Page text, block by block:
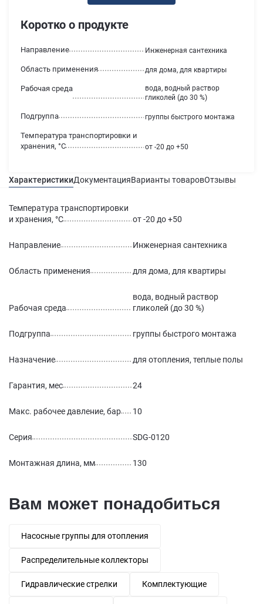
Коротко о продукте
Температура транспортировки и
хранения, °С
от -20 до +50
Направление Инженерная сантехника
Область применения для дома, для квартиры
Рабочая среда
вода, водный раствор
гликолей (до 30 %)
Подгруппа группы быстрого монтажа
ХарактеристикиДокументацияВарианты товаровОтзывы
Температура транспортировки
и хранения, °С
от -20 до +50
Направление Инженерная сантехника
Область применения для дома, для квартиры
Рабочая среда
вода, водный раствор
гликолей (до 30 %)
Подгруппа группы быстрого монтажа
Назначение для отопления, теплые полы
Гарантия, мес 24
Макс. рабочее давление, бар 10
Серия SDG-0120
Монтажная длина, мм 130
Вам может понадобиться
Насосные группы для отопления
Распределительные коллекторы
Гидравлические стрелки Комплектующие